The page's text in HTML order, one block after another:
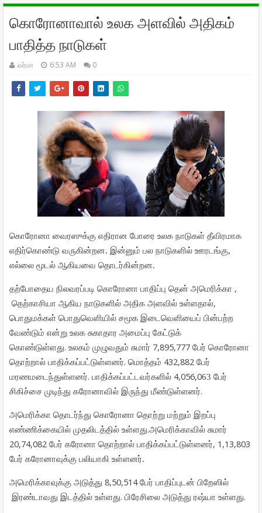
கொரோனாவால் உலக அளவில் அதிகம்
பாதித்த நாடுகள்
வர்மா 6:53 AM 0
கொரோனா வைரஸுக்கு எதிரான போரை உலக நாடுகள் தீவிரமாக
எதிர்கொண்டு வருகின்றன. இன்னும் பல நாடுகளில் ஊரடங்கு,
எல்லை மூடல் ஆகியவை தொடர்கின்றன.
தற்போதைய நிலவரப்படி கொரோனா பாதிப்பு தென் அமெரிக்கா ,
தெற்காசியா ஆகிய நாடுகளில் அதிக அளவில் உள்ளதால்,
பொதுமக்கள் பொதுவெளியில் சமூக இடைவெளியைப் பின்பற்ற
வேண்டும் என்று உலக சுகாதார அமைப்பு கேட்டுக்
கொண்டுள்ளது. உலகம் முழுவதும் சுமார் 7,895,777 பேர் கொரோனா
தொற்றால் பாதிக்கப்பட்டுள்ளனர். மொத்தம் 432,882 பேர்
மரணமடைந்துள்ளனர். பாதிக்கப்பட்டவர்களில் 4,056,063 பேர்
சிகிச்சை முடிந்து கரோனாவில் இருந்து மீண்டுள்ளனர்.
அமெரிக்கா தொடர்ந்து கொரோனா தொற்று மற்றும் இறப்பு
எண்ணிக்கையில் முதலிடத்தில் உள்ளது.அமெரிக்காவில் சுமார்
20,74,082 பேர் கரோனா தொற்றால் பாதிக்கப்பட்டுள்ளனர், 1,13,803
பேர் கரோனாவுக்கு பலியாகி உள்ளனர்.
அமெரிக்காவுக்கு அடுத்து 8,50,514பேர் பாதிப்புடன் பிறேஸில்
இரண்டாவது இடத்தில் உள்ளது. பிரேசிலை அடுத்து ரஷ்யா உள்ளது.